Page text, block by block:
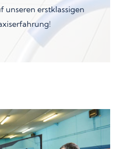
unseren erstklassigen